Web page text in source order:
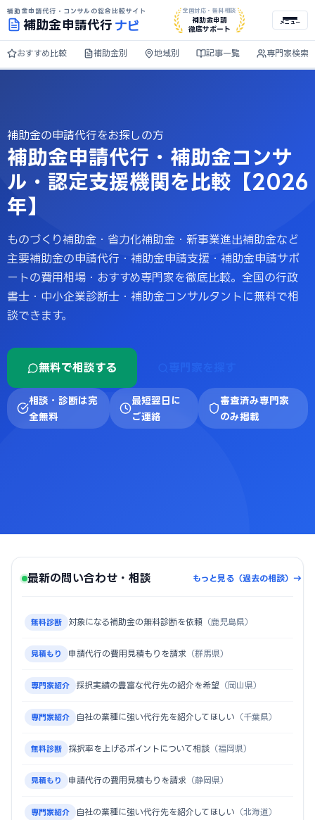
補助金申請代行・コンサルの総合比較サイト
補助金申請代行 ナビ
全国対応・無料相談
補助金申請
徹底サポート
メニュー
おすすめ比較 補助金別 地域別 記事一覧 専門家検索
補助金の申請代行をお探しの方
補助金申請代行・補助金コンサ
ル・認定支援機関を比較【2026
年】
ものづくり補助金・省力化補助金・新事業進出補助金など
主要補助金の申請代行・補助金申請支援・補助金申請サポ
ートの費用相場・おすすめ専門家を徹底比較。全国の行政
書士・中小企業診断士・補助金コンサルタントに無料で相
談できます。
無料で相談する
相談・診断は完
全無料
最短翌日に
ご連絡
審査済み専門家
のみ掲載
最新の問い合わせ・相談 もっと見る（過去の相談）→
無料診断 対象になる補助金の無料診断を依頼 （鹿児島県）
見積もり 申請代行の費用見積もりを請求 （群馬県）
専門家紹介 採択実績の豊富な代行先の紹介を希望 （岡山県）
専門家紹介 自社の業種に強い代行先を紹介してほしい （千葉県）
無料診断 採択率を上げるポイントについて相談 （福岡県）
見積もり 申請代行の費用見積もりを請求 （静岡県）
専門家紹介 自社の業種に強い代行先を紹介してほしい （北海道）